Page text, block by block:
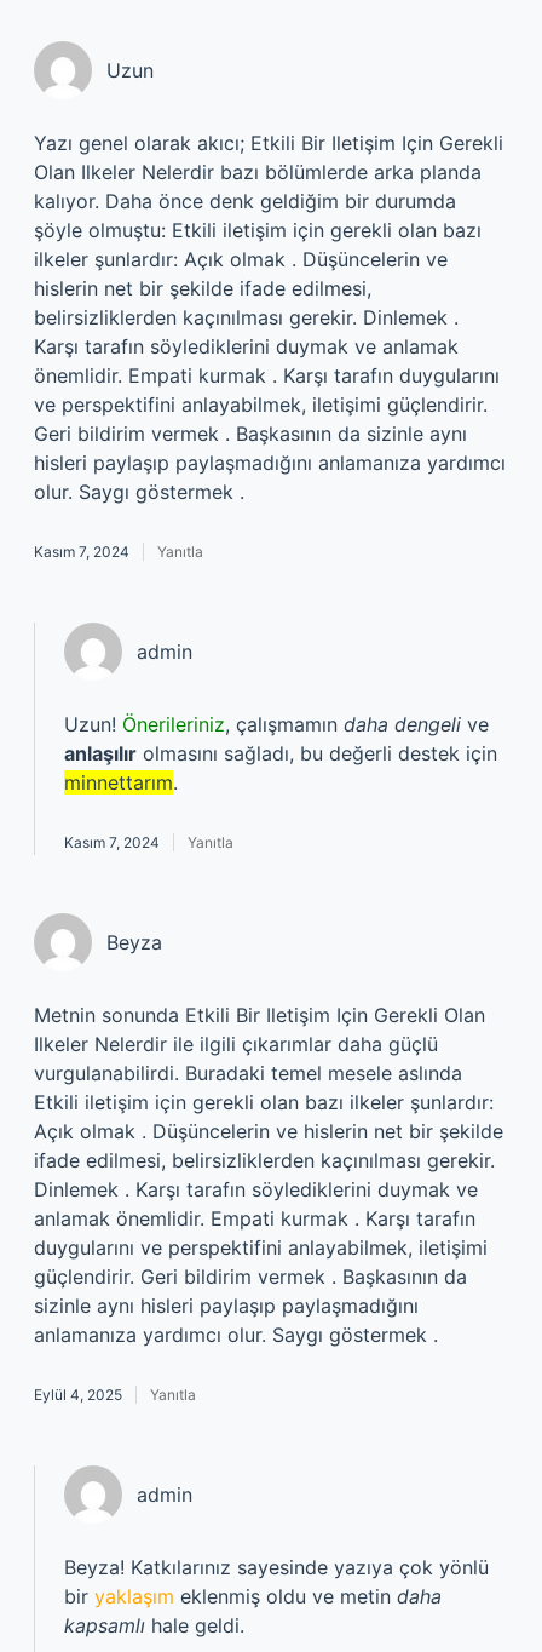
Uzun
Yazı genel olarak akıcı; Etkili Bir Iletişim Için Gerekli
Olan Ilkeler Nelerdir bazı bölümlerde arka planda
kalıyor. Daha önce denk geldiğim bir durumda
şöyle olmuştu: Etkili iletişim için gerekli olan bazı
ilkeler şunlardır: Açık olmak . Düşüncelerin ve
hislerin net bir şekilde ifade edilmesi,
belirsizliklerden kaçınılması gerekir. Dinlemek .
Karşı tarafın söylediklerini duymak ve anlamak
önemlidir. Empati kurmak . Karşı tarafın duygularını
ve perspektifini anlayabilmek, iletişimi güçlendirir.
Geri bildirim vermek . Başkasının da sizinle aynı
hisleri paylaşıp paylaşmadığını anlamanıza yardımcı
olur. Saygı göstermek .
Kasım 7, 2024 Yanıtla
admin
Uzun! Önerileriniz, çalışmamın daha dengeli ve
anlaşılır olmasını sağladı, bu değerli destek için
minnettarım.
Kasım 7, 2024 Yanıtla
Beyza
Metnin sonunda Etkili Bir Iletişim Için Gerekli Olan
Ilkeler Nelerdir ile ilgili çıkarımlar daha güçlü
vurgulanabilirdi. Buradaki temel mesele aslında
Etkili iletişim için gerekli olan bazı ilkeler şunlardır:
Açık olmak . Düşüncelerin ve hislerin net bir şekilde
ifade edilmesi, belirsizliklerden kaçınılması gerekir.
Dinlemek . Karşı tarafın söylediklerini duymak ve
anlamak önemlidir. Empati kurmak . Karşı tarafın
duygularını ve perspektifini anlayabilmek, iletişimi
güçlendirir. Geri bildirim vermek . Başkasının da
sizinle aynı hisleri paylaşıp paylaşmadığını
anlamanıza yardımcı olur. Saygı göstermek .
Eylül 4, 2025 Yanıtla
admin
Beyza! Katkılarınız sayesinde yazıya çok yönlü
bir yaklaşım eklenmiş oldu ve metin daha
kapsamlı hale geldi.